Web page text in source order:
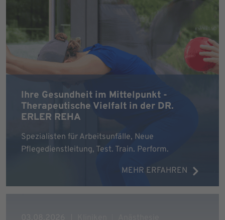
Ihre Gesundheit im Mittelpunkt -
Therapeutische Vielfalt in der DR.
ERLER REHA
Spezialisten für Arbeitsunfälle, Neue
Pflegedienstleitung, Test. Train. Perform.
MEHR ERFAHREN